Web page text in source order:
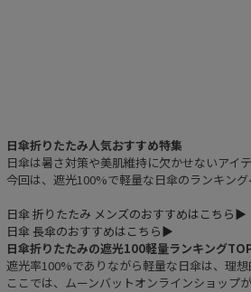
日傘折りたたみ人気おすすめ特集
日傘は暑さ対策や美肌維持に欠かせないアイ
今回は、遮光100%で軽量な日傘のランキン
日傘 折りたたみ メンズのおすすめはこちら▶︎
日傘 長傘のおすすめはこちら▶︎
日傘折りたたみの遮光100軽量ランキング
遮光率100%でありながら軽量な日傘は、理
ここでは、ムーンバットオンラインショップ